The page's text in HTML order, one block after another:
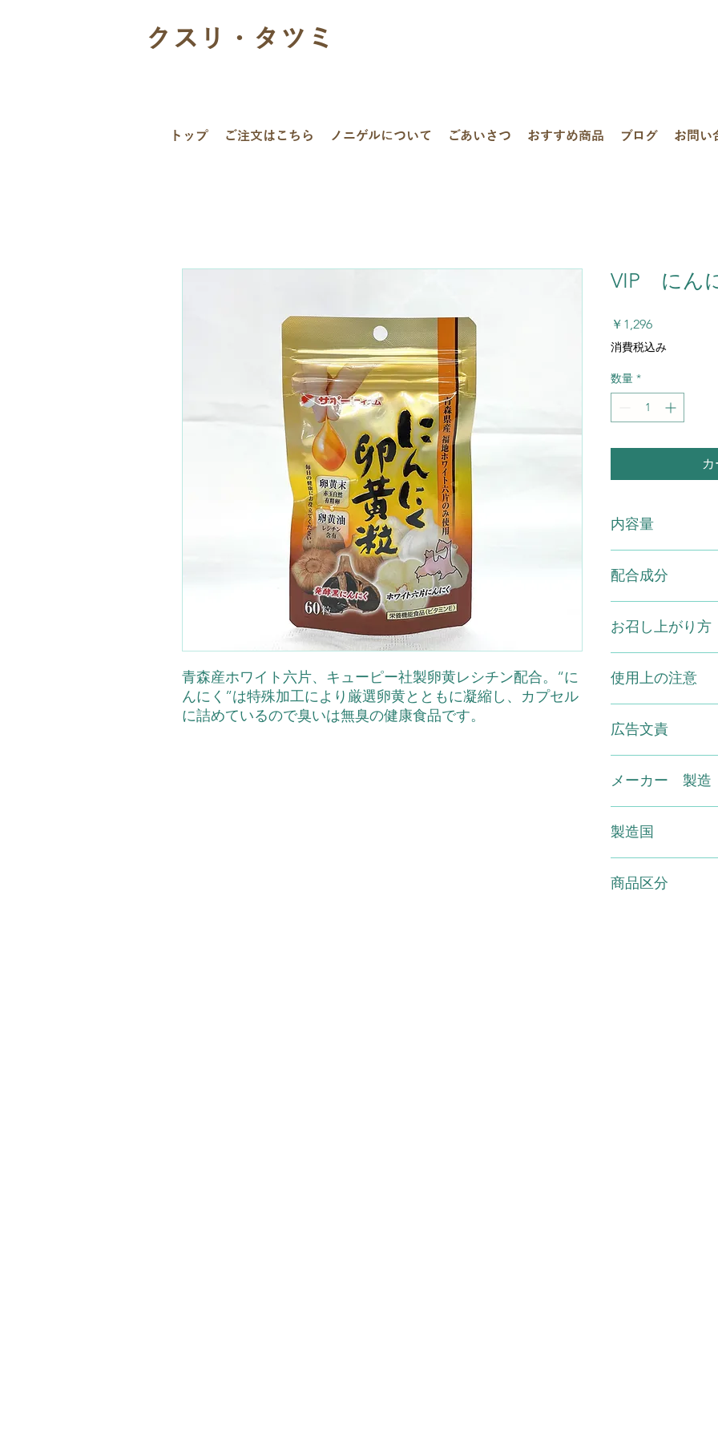
クスリ・タツミ
トップ ご注文はこちら ノニゲルについて ごあいさつ おすすめ商品 ブログ お問い
青森産ホワイト六片、キューピー社製卵黄レシチン配合。“に
んにく”は特殊加工により厳選卵黄とともに凝縮し、カプセル
に詰めているので臭いは無臭の健康食品です。
VIP にん
￥1,296価
格
消費税込み
数量 *
内容量
配合成分
(レシチン含有）、
お召し上がり方
使用上の注意
しないでください。
児の手の届かない
場所を避けて保存
すが品質には影響ご
※食生活は主食・主
広告文責
メーカー 製造
製造国
商品区分